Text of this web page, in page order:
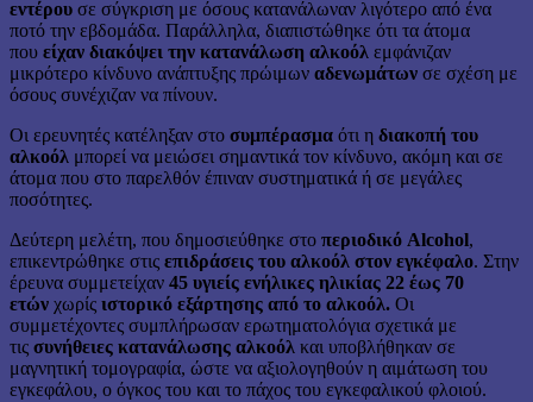
εντέρου σε σύγκριση με όσους κατανάλωναν λιγότερο από ένα
ποτό την εβδομάδα. Παράλληλα, διαπιστώθηκε ότι τα άτομα
που είχαν διακόψει την κατανάλωση αλκοόλ εμφάνιζαν
μικρότερο κίνδυνο ανάπτυξης πρώιμων αδενωμάτων σε σχέση με
όσους συνέχιζαν να πίνουν.
Οι ερευνητές κατέληξαν στο συμπέρασμα ότι η διακοπή του
αλκοόλ μπορεί να μειώσει σημαντικά τον κίνδυνο, ακόμη και σε
άτομα που στο παρελθόν έπιναν συστηματικά ή σε μεγάλες
ποσότητες.
Δεύτερη μελέτη, που δημοσιεύθηκε στο περιοδικό Alcohol,
επικεντρώθηκε στις επιδράσεις του αλκοόλ στον εγκέφαλο. Στην
έρευνα συμμετείχαν 45 υγιείς ενήλικες ηλικίας 22 έως 70
ετών χωρίς ιστορικό εξάρτησης από το αλκοόλ. Οι
συμμετέχοντες συμπλήρωσαν ερωτηματολόγια σχετικά με
τις συνήθειες κατανάλωσης αλκοόλ και υποβλήθηκαν σε
μαγνητική τομογραφία, ώστε να αξιολογηθούν η αιμάτωση του
εγκεφάλου, ο όγκος του και το πάχος του εγκεφαλικού φλοιού.